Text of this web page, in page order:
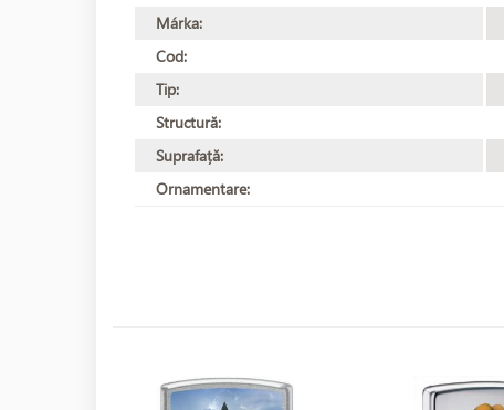
Márka:
Cod:
Tip:
Structură:
Suprafață:
Ornamentare: